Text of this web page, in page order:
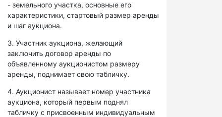
- земельного участка, основные его
характеристики, стартовый размер аренды
и шаг аукциона.
3. Участник аукциона, желающий
заключить договор аренды по
объявленному аукционистом размеру
аренды, поднимает свою табличку.
4. Аукционист называет номер участника
аукциона, который первым поднял
табличку с присвоенным индивидуальным